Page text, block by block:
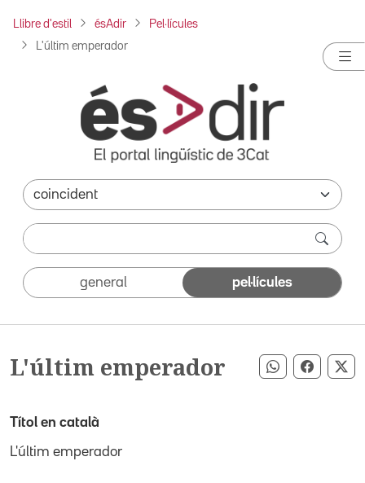
Llibre d'estil ésAdir Pel·lícules
L'últim emperador
general pel·lícules
L'últim emperador Compartir
Títol en català
L'últim emperador